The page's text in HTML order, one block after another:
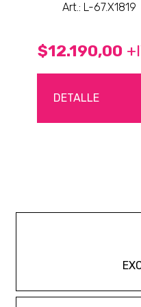
Art.: L-67.X1819
$12.190,00
DETALLE